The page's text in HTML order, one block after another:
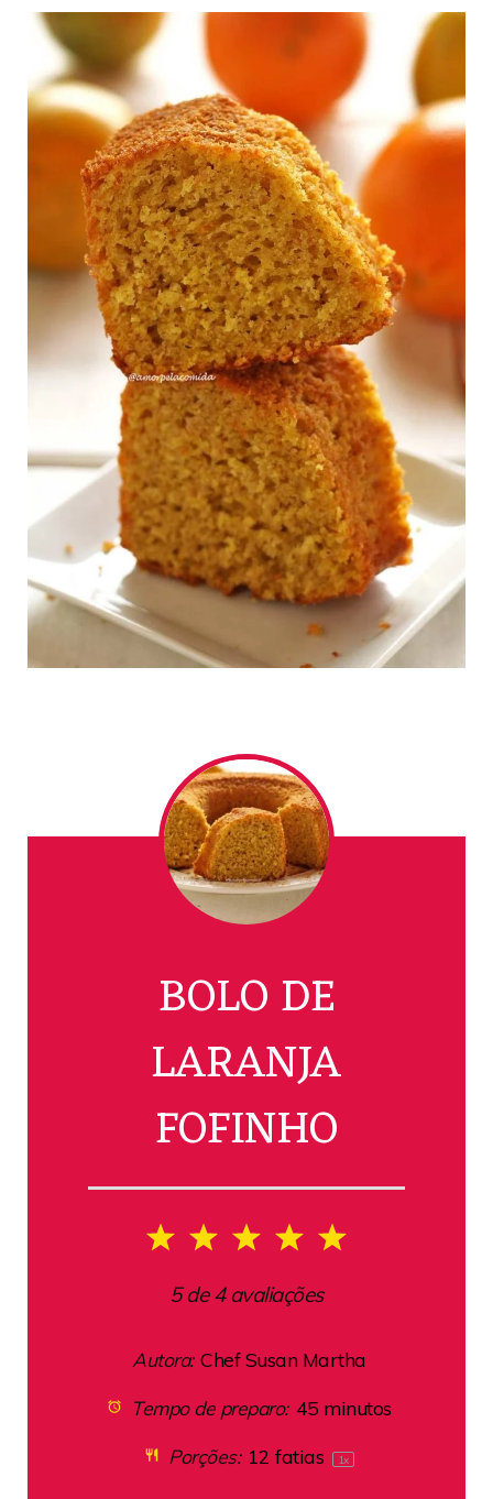
BOLO DE
LARANJA
FOFINHO
5
4
Stars
3
Stars
2
Stars
1
Star
5de4avaliações
Autora: Chef Susan Martha
Tempo de preparo: 45 minutos
Porções: 12 fatias 1x